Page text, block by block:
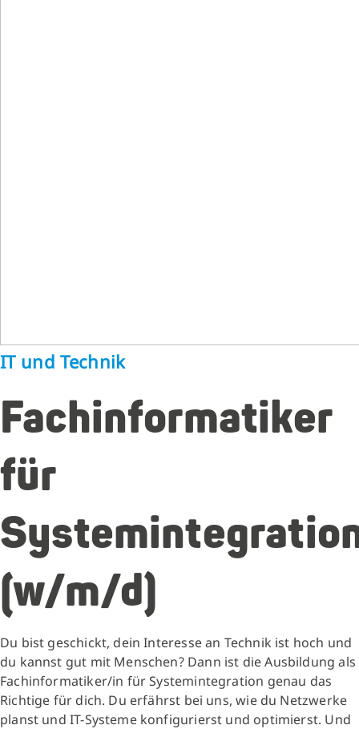
IT und Technik
Fachinformatiker
für
(w/m/d)
Du bist geschickt, dein Interesse an Technik ist hoch und
du kannst gut mit Menschen? Dann ist die Ausbildung als
Fachinformatiker/in für Systemintegration genau das
Richtige für dich. Du erfährst bei uns, wie du Netzwerke
planst und IT-Systeme konfigurierst und optimierst. Und